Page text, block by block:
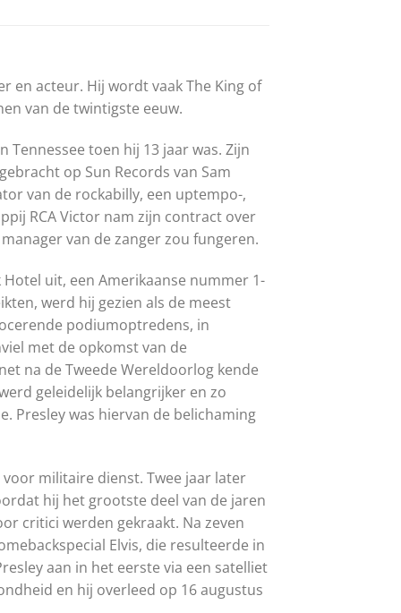
en acteur. Hij wordt vaak The King of
van de twintigste eeuw.
toen hij 13 jaar was. Zijn
op Sun Records van Sam
van de rockabilly, een uptempo-,
RCA Victor nam zijn contract over
van de zanger zou fungeren.
uit, een Amerikaanse nummer 1-
werd hij gezien als de meest
podiumoptredens, in
met de opkomst van de
na de Tweede Wereldoorlog kende
geleidelijk belangrijker en zo
Presley was hiervan de belichaming
militaire dienst. Twee jaar later
hij het grootste deel van de jaren
critici werden gekraakt. Na zeven
Elvis, die resulteerde in
aan in het eerste via een satelliet
en hij overleed op 16 augustus